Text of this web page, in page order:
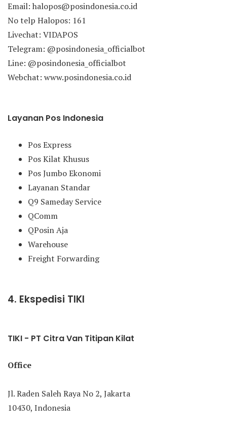
Email: halopos@posindonesia.co.id
No telp Halopos: 161
Livechat: VIDAPOS
Telegram: @posindonesia_officialbot
Line: @posindonesia_officialbot
Webchat: www.posindonesia.co.id
Layanan Pos Indonesia
Pos Express
Pos Kilat Khusus
Pos Jumbo Ekonomi
Layanan Standar
Q9 Sameday Service
QComm
QPosin Aja
Warehouse
Freight Forwarding
4. Ekspedisi TIKI
TIKI - PT Citra Van Titipan Kilat
Office
Jl. Raden Saleh Raya No 2, Jakarta
10430, Indonesia